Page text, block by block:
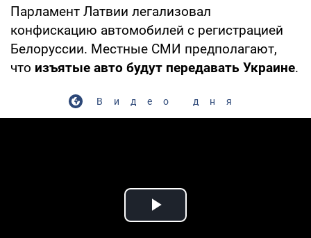
Парламент Латвии легализовал
конфискацию автомобилей с регистрацией
Белоруссии. Местные СМИ предполагают,
что изъятые авто будут передавать Украине.
Видео дня
Play Video